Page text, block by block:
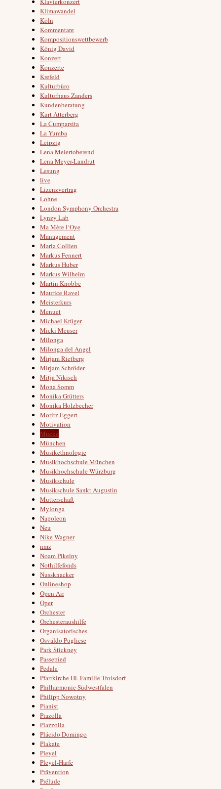
Klimawandel
Köln
Kommentare
Kompositionswettbewerb
König David
Konzert
Konzerte
Krefeld
Kulturbüro
Kulturhaus Zanders
Kundenberatung
Kurt Atterberg
La Cumparsita
La Yumba
Leipzig
Lena Meiertoberend
Lena Meyer-Landrut
Lesung
live
Lizenzvertrag
Lohne
London Symphony Orchestra
Lynzy Lab
Ma Mère l‘Oye
Management
Maria Collien
Markus Fennert
Markus Huber
Markus Wilhelm
Martin Knobbe
Maurice Ravel
Meisterkurs
Menuet
Michael Krüger
Micki Meuser
Milonga
Milonga del Angel
Mirjam Rietberg
Mirjam Schröder
Mitja Nikisch
Mona Somm
Monika Grütters
Monika Holzbecher
Moritz Eggert
Motivation
Mucke
München
Musikethnologie
Musikhochschule München
Musikhochschule Würzburg
Musikschule
Musikschule Sankt Augustin
Mutterschaft
Mylonga
Napoleon
Neu
Nike Wagner
nmz
Noam Pikelny
Nothilfefonds
Nussknacker
Onlineshop
Open Air
Oper
Orchester
Orchesteraushilfe
Organisatorisches
Osvaldo Pugliese
Park Stickney
Passepied
Pedale
Pfarrkirche Hl. Familie Troisdorf
Philharmonie Südwestfalen
Philipp Nowotny
Pianist
Piazolla
Piazzolla
Plácido Domingo
Plakate
Pleyel
Pleyel-Harfe
Prävention
Prélude